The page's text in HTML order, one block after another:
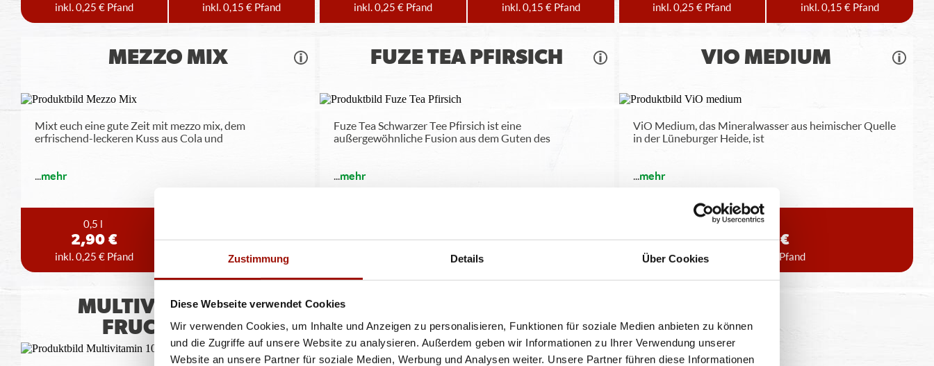
Zustimmung Details Über Cookies
Diese Webseite verwendet Cookies
Wir verwenden Cookies, um Inhalte und Anzeigen zu personalisieren, Funktionen für soziale Medien anbieten zu können
und die Zugriffe auf unsere Website zu analysieren. Außerdem geben wir Informationen zu Ihrer Verwendung unserer
Website an unsere Partner für soziale Medien, Werbung und Analysen weiter. Unsere Partner führen diese Informationen
inkl. 0,25 € Pfand inkl. 0,15 € Pfand inkl. 0,25 € Pfand inkl. 0,15 € Pfand inkl. 0,25 € Pfand inkl. 0,15 € Pfand
MEZZO MIX
Mixt euch eine gute Zeit mit mezzo mix, dem
erfrischend-leckeren Kuss aus Cola und
...mehr
0,5 l
2,90 €
inkl. 0,25 € Pfand
3,90 €
inkl. 0,15 € Pfand
FUZE TEA PFIRSICH
Fuze Tea Schwarzer Tee Pfirsich ist eine
außergewöhnliche Fusion aus dem Guten des
...mehr
2,90 €
inkl. 0,25 € Pfand
VIO MEDIUM
ViO Medium, das Mineralwasser aus heimischer Quelle
in der Lüneburger Heide, ist
...mehr
0,5 l
2,90 €
inkl. 0,25 € Pfand
MULTIVITAMIN 10
FRUCHTSAFT